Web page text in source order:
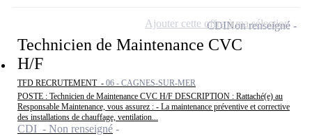
Technicien de Maintenance CVC
H/F
TFD RECRUTEMENT - 06 - CAGNES-SUR-MER
POSTE : Technicien de Maintenance CVC H/F DESCRIPTION : Rattaché(e) au
Responsable Maintenance, vous assurez : - La maintenance préventive et corrective
des installations de chauffage, ventilation...
CDI - Non renseigné
CDINon renseigné
Ajouter cette offre à ma sélection